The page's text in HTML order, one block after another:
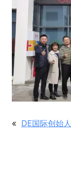
« DE国际创始